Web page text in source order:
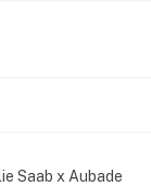
Saab x Aubade